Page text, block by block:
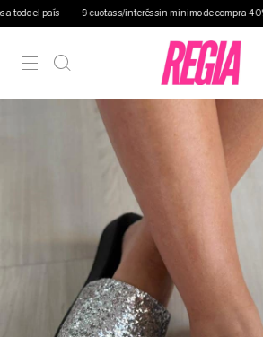
9 cuotas s/interés sin minimo de compra 40% off